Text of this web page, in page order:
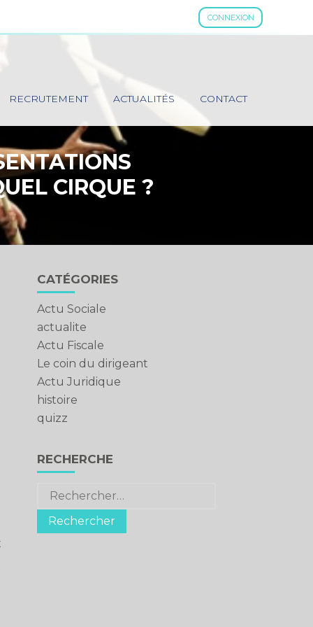
CONNEXION
RECRUTEMENT ACTUALITÉS CONTACT
CIRQUE ?
Blog
sidebar
CATÉGORIES
Actu Sociale
actualite
Actu Fiscale
Le coin du dirigeant
Actu Juridique
histoire
quizz
RECHERCHE
Rechercher :